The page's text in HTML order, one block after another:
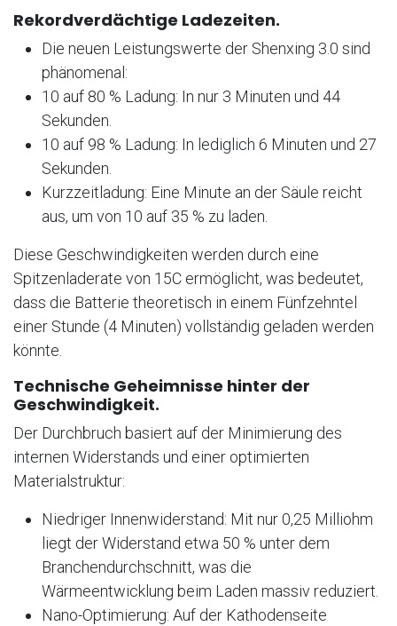
Rekordverdächtige Ladezeiten.
Die neuen Leistungswerte der Shenxing 3.0 sind
phänomenal:
10 auf 80 % Ladung: In nur 3 Minuten und 44
Sekunden.
10 auf 98 % Ladung: In lediglich 6 Minuten und 27
Sekunden.
Kurzzeitladung: Eine Minute an der Säule reicht
aus, um von 10 auf 35 % zu laden.
Diese Geschwindigkeiten werden durch eine
Spitzenladerate von 15C ermöglicht, was bedeutet,
dass die Batterie theoretisch in einem Fünfzehntel
einer Stunde (4 Minuten) vollständig geladen werden
könnte.
Technische Geheimnisse hinter der
Geschwindigkeit.
Der Durchbruch basiert auf der Minimierung des
internen Widerstands und einer optimierten
Materialstruktur:
Niedriger Innenwiderstand: Mit nur 0,25 Milliohm
liegt der Widerstand etwa 50 % unter dem
Branchendurchschnitt, was die
Wärmeentwicklung beim Laden massiv reduziert.
Nano-Optimierung: Auf der Kathodenseite